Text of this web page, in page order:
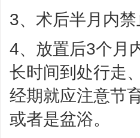
3、术后半月内
4、放置后3个月
长时间到处行走
经期就应注意节
或者是盆浴。